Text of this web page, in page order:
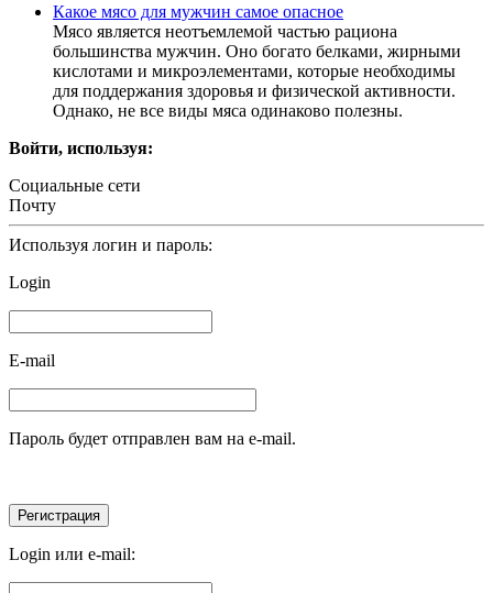
Какое мясо для мужчин самое опасное
Мясо является неотъемлемой частью рациона
большинства мужчин. Оно богато белками, жирными
кислотами и микроэлементами, которые необходимы
для поддержания здоровья и физической активности.
Однако, не все виды мяса одинаково полезны.
Войти, используя:
Социальные сети
Почту
Используя логин и пароль:
Login
E-mail
Пароль будет отправлен вам на e-mail.
Login или e-mail: